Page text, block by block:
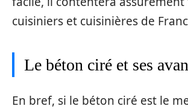
cuisiniers et cuisinières de
Le béton ciré et ses
En bref, si le béton ciré est le